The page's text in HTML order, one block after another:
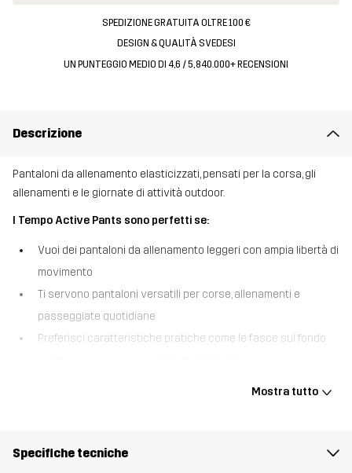
SPEDIZIONE GRATUITA OLTRE 100 €
DESIGN & QUALITÀ SVEDESI
UN PUNTEGGIO MEDIO DI 4,6 / 5, 840.000+ RECENSIONI
Descrizione
Pantaloni da allenamento elasticizzati, pensati per la corsa, gli
allenamenti e le giornate di attività outdoor.
I Tempo Active Pants sono perfetti se:
Vuoi dei pantaloni da allenamento leggeri con ampia libertà di
movimento
Ti servono pantaloni versatili per corse, allenamenti e
passeggiate quotidiane
Preferisci caratteristiche pratiche come le fasce sul fondo
I Tempo Active Pants sono pensati per seguire i tuoi movimenti
dei pantaloni da allenamento. Il tessuto traspirante ti permette di
Mostra tutto
Specifiche tecniche